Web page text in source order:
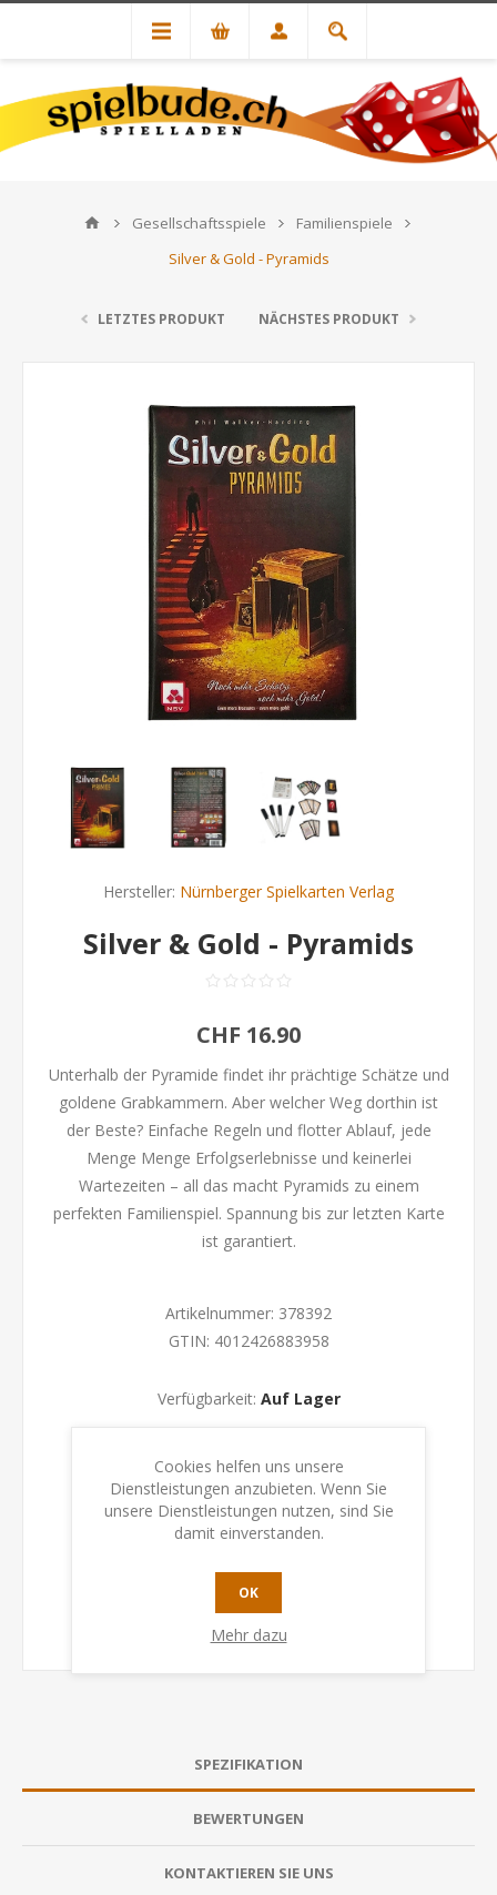
Gesellschaftsspiele
Familienspiele
Silver & Gold - Pyramids
LETZTES PRODUKT NÄCHSTES PRODUKT
Hersteller: Nürnberger Spielkarten Verlag
Silver & Gold - Pyramids
CHF 16.90
Unterhalb der Pyramide findet ihr prächtige Schätze und
goldene Grabkammern. Aber welcher Weg dorthin ist
der Beste? Einfache Regeln und flotter Ablauf, jede
Menge Menge Erfolgserlebnisse und keinerlei
Wartezeiten – all das macht Pyramids zu einem
perfekten Familienspiel. Spannung bis zur letzten Karte
ist garantiert.
Artikelnummer: 378392
GTIN: 4012426883958
Verfügbarkeit: Auf Lager
SPEZIFIKATION
BEWERTUNGEN
KONTAKTIEREN SIE UNS
Cookies helfen uns unsere
Dienstleistungen anzubieten. Wenn Sie
unsere Dienstleistungen nutzen, sind Sie
damit einverstanden.
OK
Mehr dazu